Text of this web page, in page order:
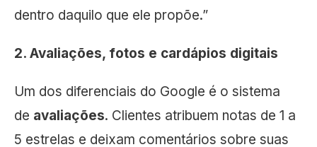
dentro daquilo que ele propõe.”
2. Avaliações, fotos e cardápios digitais
Um dos diferenciais do Google é o sistema
de avaliações. Clientes atribuem notas de 1 a
5 estrelas e deixam comentários sobre suas